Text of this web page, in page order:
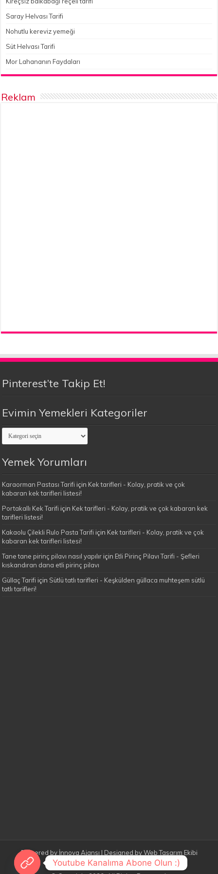
Saray Helvası Tarifi
Nohutlu kereviz yemeği
Süt Helvası Tarifi
Mor Lahananın Faydaları
Reklam
Pinterest’te Takip Et!
Evimin Yemekleri Kategoriler
Evimin
Yemekleri
Kategoriler
Yemek Yorumları
Karaorman Pastası Tarifi için Kek tarifleri - Kolay, pratik ve çok
kabaran kek tarifleri listesi!
Portakallı Kek Tarifi için Kek tarifleri - Kolay, pratik ve çok kabaran kek
tarifleri listesi!
Kakaolu Çilekli Rulo Pasta Tarifi için Kek tarifleri - Kolay, pratik ve çok
kabaran kek tarifleri listesi!
Tane tane pirinç pilavı nasıl yapılır için Etli Pirinç Pilavı Tarifi - Şefleri
kıskandıran dana etli pirinç pilavı
Güllaç Tarifi için Sütlü tatlı tarifleri - Keşkülden güllaca muhteşem sütlü
tatlı tarifleri!
Powered by İnnova Ajansı | Designed byWeb Tasarım Ekibi
Youtube Kanalıma Abone Olun :)